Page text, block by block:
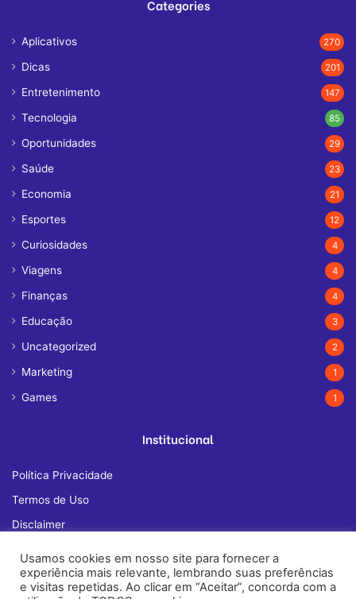
Categories
Aplicativos 270
Dicas 201
Entretenimento 147
Tecnologia 85
Oportunidades 29
Saúde 23
Economia 21
Esportes 12
Curiosidades 4
Viagens 4
Finanças 4
Educação 3
Uncategorized 2
Marketing 1
Games 1
Institucional
Política Privacidade
Termos de Uso
Disclaimer
Fale Conosco
Usamos cookies em nosso site para fornecer a
experiência mais relevante, lembrando suas preferências
e visitas repetidas. Ao clicar em “Aceitar”, concorda com a